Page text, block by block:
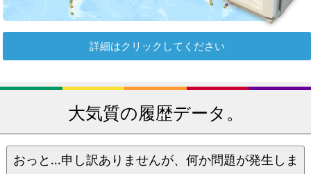
詳細はクリックしてください
大気質の履歴データ。
おっと...申し訳ありませんが、何か問題が発生しま